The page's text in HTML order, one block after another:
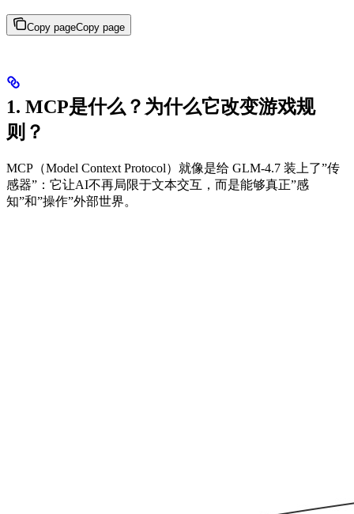
Copy pageCopy page
1. MCP是什么？为什么它改变游戏规
则？
MCP（Model Context Protocol）就像是给 GLM-4.7 装上了”传
感器”：它让AI不再局限于文本交互，而是能够真正”感
知”和”操作”外部世界。